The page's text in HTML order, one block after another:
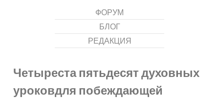
ФОРУМ
БЛОГ
РЕДАКЦИЯ
Четыреста пятьдесят духовных
уроковдля побеждающей